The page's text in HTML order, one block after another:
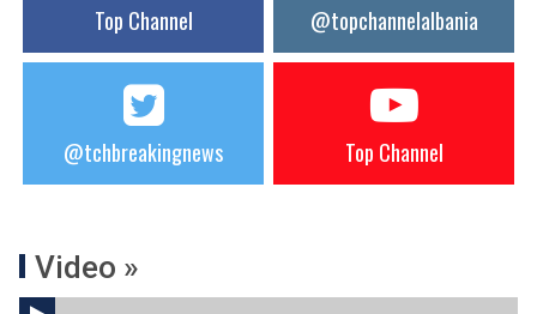
Top Channel @topchannelalbania
@tchbreakingnews Top Channel
Video »